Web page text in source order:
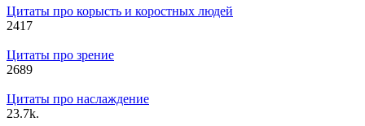
Цитаты про корысть и коростных людей
2417
Цитаты про зрение
2689
Цитаты про наслаждение
23.7k.